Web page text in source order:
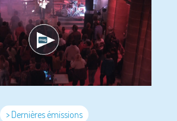
> Dernières émissions